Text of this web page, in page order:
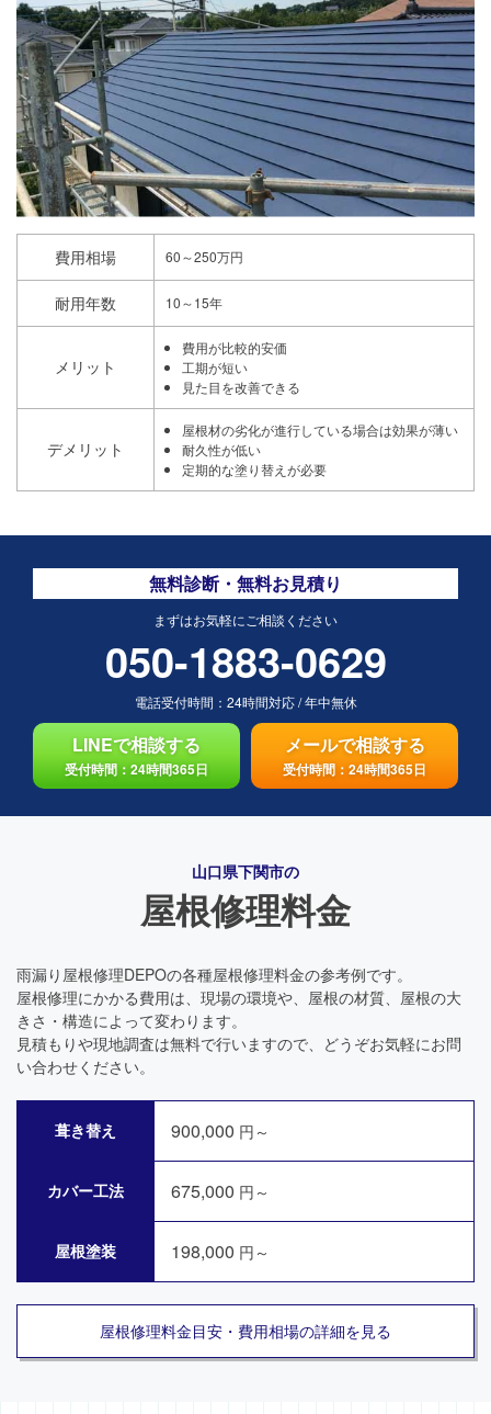
費用相場 60～250万円
耐用年数 10～15年
メリット
費用が比較的安価
工期が短い
見た目を改善できる
デメリット
屋根材の劣化が進行している場合は効果が薄い
耐久性が低い
定期的な塗り替えが必要
無料診断・無料お見積り
まずはお気軽にご相談ください
050-1883-0629
電話受付時間： 24時間対応/年中無休
LINEで相談する
受付時間：24時間365日
メールで相談する
受付時間：24時間365日
山口県下関市の
屋根修理料金
雨漏り屋根修理DEPOの各種屋根修理料金の参考例です。
屋根修理にかかる費用は、現場の環境や、屋根の材質、屋根の大
きさ・構造によって変わります。
見積もりや現地調査は無料で行いますので、どうぞお気軽にお問
い合わせください。
葺き替え 900,000 円～
カバー工法 675,000 円～
屋根塗装 198,000 円～
屋根修理料金目安・費用相場の詳細を見る